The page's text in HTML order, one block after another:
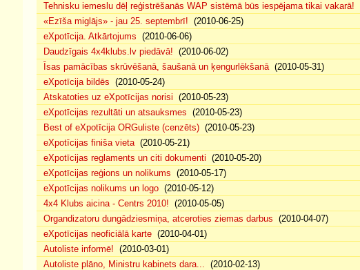
Tehnisku iemeslu dēļ reģistrēšanās WAP sistēmā būs iespējama tikai vakarā!
«Ezīša miglājs» - jau 25. septembrī! (2010-06-25)
eXpotīcija. Atkārtojums (2010-06-06)
Daudzīgais 4x4klubs.lv piedāvā! (2010-06-02)
Īsas pamācības skrūvēšanā, šaušanā un ķengurlēkšanā(2010-05-31)
eXpotīcija bildēs (2010-05-24)
Atskatoties uz eXpotīcijas norisi (2010-05-23)
eXpotīcijas rezultāti un atsauksmes (2010-05-23)
Best of eXpotīcija ORGuliste (cenzēts) (2010-05-23)
eXpotīcijas finiša vieta(2010-05-21)
eXpotīcijas reglaments un citi dokumenti (2010-05-20)
eXpotīcijas reģions un nolikums (2010-05-17)
eXpotīcijas nolikums un logo (2010-05-12)
4x4 Klubs aicina - Centrs 2010! (2010-05-05)
Organdizatoru dungādziesmiņa, atceroties ziemas darbus (2010-04-07)
eXpotīcijas neoficiālā karte (2010-04-01)
Autoliste informē! (2010-03-01)
Autoliste plāno, Ministru kabinets dara... (2010-02-13)